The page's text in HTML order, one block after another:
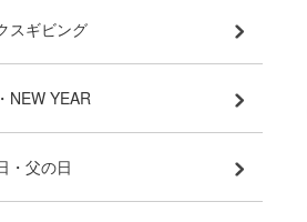
スギビング
NEW YEAR
・父の日